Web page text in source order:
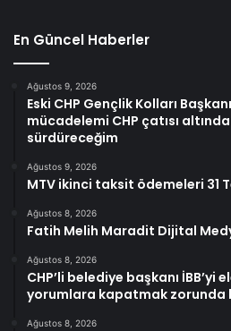
En Güncel Haberler
Ağustos 9, 2026
Eski CHP Gençlik Kolları
mücadelemi CHP çatısı
sürdüreceğim
Ağustos 9, 2026
MTV ikinci taksit ödemeleri 31
Ağustos 8, 2026
Fatih Melih Maradit Dijital
Ağustos 8, 2026
CHP’li belediye başkanı İBB’yi
yorumlara kapatmak zorunda
Ağustos 8, 2026